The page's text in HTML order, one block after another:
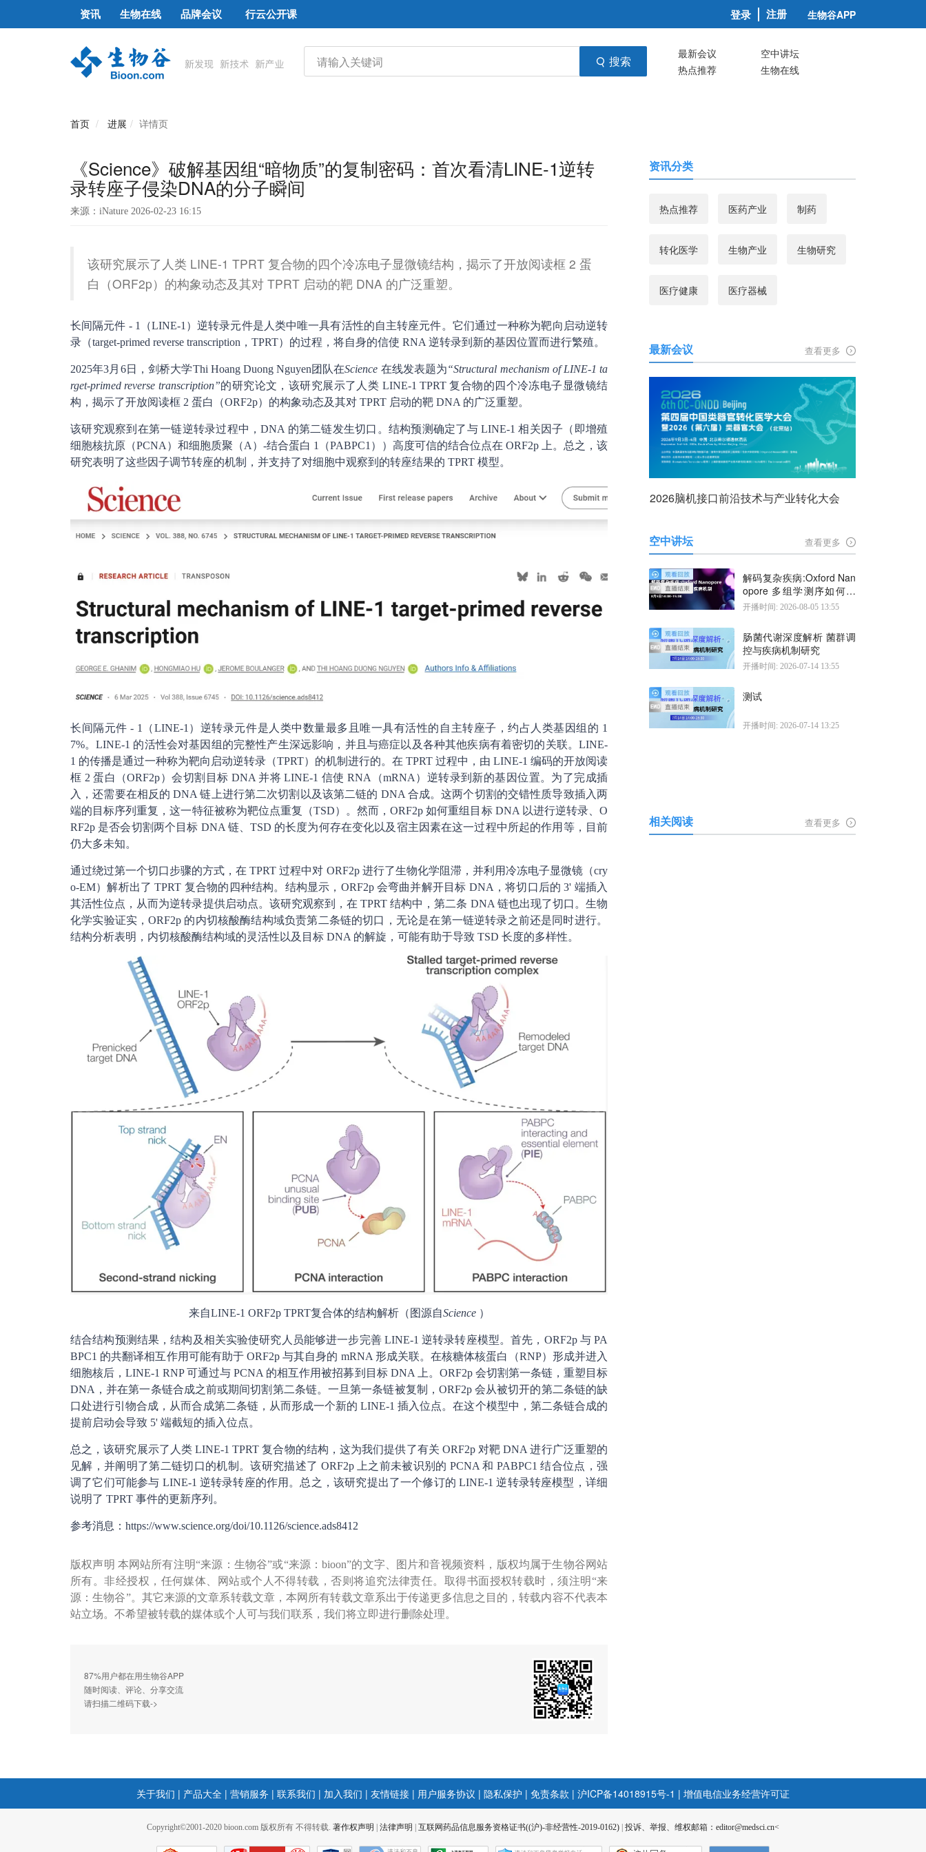
资讯 生物在线 品牌会议 行云公开课 登录 注册 生物谷APP
搜索 最新会议
空中讲坛
热点推荐
生物在线
首页 进展 详情页
《Science》破解基因组“暗物质”的复制密码：首次看清LINE-1逆转
录转座子侵染DNA的分子瞬间
来源：iNature 2026-02-23 16:15
该研究展示了人类 LINE-1 TPRT 复合物的四个冷冻电子显微镜结构，揭示了开放阅读框 2 蛋
白（ORF2p）的构象动态及其对 TPRT 启动的靶 DNA 的广泛重塑。
长间隔元件 - 1（LINE-1）逆转录元件是人类中唯一具有活性的自主转座元件。它们通过一种称为靶向启动逆转
录（target-primed reverse transcription，TPRT）的过程，将自身的信使 RNA 逆转录到新的基因位置而进行繁殖。
2025年3月6日，剑桥大学Thi Hoang Duong Nguyen团队在Science 在线发表题为“Structural mechanism of LINE-1 ta
rget-primed reverse transcription”的研究论文，该研究展示了人类 LINE-1 TPRT 复合物的四个冷冻电子显微镜结
构，揭示了开放阅读框 2 蛋白（ORF2p）的构象动态及其对 TPRT 启动的靶 DNA 的广泛重塑。
该研究观察到在第一链逆转录过程中，DNA 的第二链发生切口。结构预测确定了与 LINE-1 相关因子（即增殖
细胞核抗原（PCNA）和细胞质聚（A）-结合蛋白 1（PABPC1））高度可信的结合位点在 ORF2p 上。总之，该
研究表明了这些因子调节转座的机制，并支持了对细胞中观察到的转座结果的 TPRT 模型。
长间隔元件 - 1（LINE-1）逆转录元件是人类中数量最多且唯一具有活性的自主转座子，约占人类基因组的 1
7%。LINE-1 的活性会对基因组的完整性产生深远影响，并且与癌症以及各种其他疾病有着密切的关联。LINE-
1 的传播是通过一种称为靶向启动逆转录（TPRT）的机制进行的。在 TPRT 过程中，由 LINE-1 编码的开放阅读
框 2 蛋白（ORF2p）会切割目标 DNA 并将 LINE-1 信使 RNA（mRNA）逆转录到新的基因位置。为了完成插
入，还需要在相反的 DNA 链上进行第二次切割以及该第二链的 DNA 合成。这两个切割的交错性质导致插入两
端的目标序列重复，这一特征被称为靶位点重复（TSD）。然而，ORF2p 如何重组目标 DNA 以进行逆转录、O
RF2p 是否会切割两个目标 DNA 链、TSD 的长度为何存在变化以及宿主因素在这一过程中所起的作用等，目前
仍大多未知。
通过绕过第一个切口步骤的方式，在 TPRT 过程中对 ORF2p 进行了生物化学阻滞，并利用冷冻电子显微镜（cry
o-EM）解析出了 TPRT 复合物的四种结构。结构显示，ORF2p 会弯曲并解开目标 DNA，将切口后的 3' 端插入
其活性位点，从而为逆转录提供启动点。该研究观察到，在 TPRT 结构中，第二条 DNA 链也出现了切口。生物
化学实验证实，ORF2p 的内切核酸酶结构域负责第二条链的切口，无论是在第一链逆转录之前还是同时进行。
结构分析表明，内切核酸酶结构域的灵活性以及目标 DNA 的解旋，可能有助于导致 TSD 长度的多样性。
来自LINE-1 ORF2p TPRT复合体的结构解析（图源自Science）
结合结构预测结果，结构及相关实验使研究人员能够进一步完善 LINE-1 逆转录转座模型。首先，ORF2p 与 PA
BPC1 的共翻译相互作用可能有助于 ORF2p 与其自身的 mRNA 形成关联。在核糖体核蛋白（RNP）形成并进入
细胞核后，LINE-1 RNP 可通过与 PCNA 的相互作用被招募到目标 DNA 上。ORF2p 会切割第一条链，重塑目标
DNA，并在第一条链合成之前或期间切割第二条链。一旦第一条链被复制，ORF2p 会从被切开的第二条链的缺
口处进行引物合成，从而合成第二条链，从而形成一个新的 LINE-1 插入位点。在这个模型中，第二条链合成的
提前启动会导致 5' 端截短的插入位点。
总之，该研究展示了人类 LINE-1 TPRT 复合物的结构，这为我们提供了有关 ORF2p 对靶 DNA 进行广泛重塑的
见解，并阐明了第二链切口的机制。该研究描述了 ORF2p 上之前未被识别的 PCNA 和 PABPC1 结合位点，强
调了它们可能参与 LINE-1 逆转录转座的作用。总之，该研究提出了一个修订的 LINE-1 逆转录转座模型，详细
说明了 TPRT 事件的更新序列。
参考消息：https://www.science.org/doi/10.1126/science.ads8412
版权声明 本网站所有注明“来源：生物谷”或“来源：bioon”的文字、图片和音视频资料，版权均属于生物谷网站
所有。非经授权，任何媒体、网站或个人不得转载，否则将追究法律责任。取得书面授权转载时，须注明“来
源：生物谷”。其它来源的文章系转载文章，本网所有转载文章系出于传递更多信息之目的，转载内容不代表本
站立场。不希望被转载的媒体或个人可与我们联系，我们将立即进行删除处理。
87%用户都在用生物谷APP
随时阅读、评论、分享交流
请扫描二维码下载->
资讯分类
热点推荐 医药产业 制药
转化医学 生物产业 生物研究
医疗健康 医疗器械
最新会议 查看更多
2026脑机接口前沿技术与产业转化大会
空中讲坛 查看更多
解码复杂疾病:Oxford Nan
opore 多组学测序如何揭
示疾病机制
开播时间: 2026-08-05 13:55
肠菌代谢深度解析 菌群调
控与疾病机制研究
开播时间: 2026-07-14 13:55
测试
开播时间: 2026-07-14 13:25
相关阅读 查看更多
关于我们 | 产品大全 | 营销服务 | 联系我们 | 加入我们 | 友情链接 | 用户服务协议 | 隐私保护 | 免责条款 | 沪ICP备14018915号-1 | 增值电信业务经营许可证
Copyright©2001-2020 bioon.com 版权所有 不得转载. 著作权声明 法律声明 互联网药品信息服务资格证书((沪)-非经营性-2019-0162) 投诉、举报、维权邮箱：editor@medsci.cn<